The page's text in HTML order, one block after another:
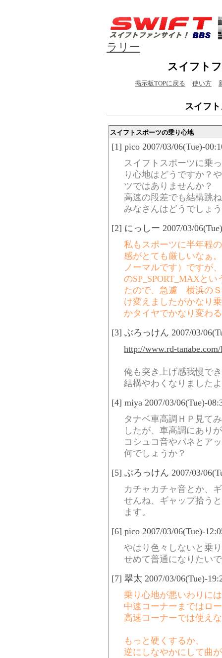
ラリー
スイフト
掲示板TOPに戻る 使い方
スイフ
スイフトスポーツの乗り心地
[1] pico 2007/03/06(Tue)-
スイフトスポーツに乗
り心地はどうですか？
ツではありませんか？
高速の段差でも結構跳
みなさんはどうでしょ
[2] にっしー 2007/03/
私もスポーツに半年程
感がとても厳しいなぁ
ノーマルです）ですが
のSP_SPORT_MAXと
たので、急遽 横浜の
け変えましたがかなり
かタイヤでかなり変わ
[3] ぶろっけん 2007/03/
http://www.rd-
俺も突き上げ感我慢で
結構やわくなりました
[4] miya 2007/03/06(Tue)-
タナベ車高調ＨＰ見て
したが、車高調にあり
コシュコ音やバネとア
何でしょうか？
[5] ぶろっけん 2007/03/
カチャカチャ音とか、
せんね、ギャップ拾う
ます。
[6] pico 2007/03/06(Tue)-
やはり色々しないと乗
せめて普通になりたい
[7] 翠太 2007/03/06(Tue)-
乗り心地が悪いわりに
中速コーナーまではロ
高速コーナーでは使え
もっと硬くするか、
逆にしなやかにして曲